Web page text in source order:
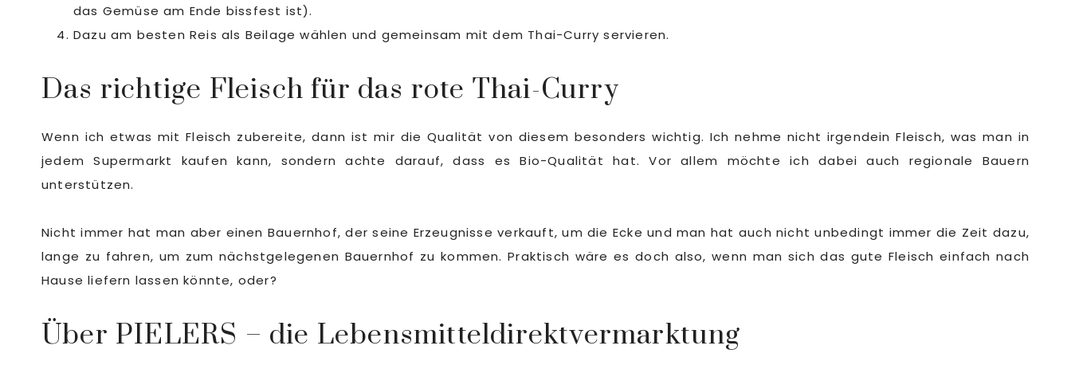
das Gemüse am Ende bissfest ist).
Dazu am besten Reis als Beilage wählen und gemeinsam mit dem Thai-Curry servieren.
Das richtige Fleisch für das rote Thai-Curry
Wenn ich etwas mit Fleisch zubereite, dann ist mir die Qualität von diesem besonders wichtig. Ich nehme nicht irgendein Fleisch, was man in
jedem Supermarkt kaufen kann, sondern achte darauf, dass es Bio-Qualität hat. Vor allem möchte ich dabei auch regionale Bauern
unterstützen.
Nicht immer hat man aber einen Bauernhof, der seine Erzeugnisse verkauft, um die Ecke und man hat auch nicht unbedingt immer die Zeit dazu,
lange zu fahren, um zum nächstgelegenen Bauernhof zu kommen. Praktisch wäre es doch also, wenn man sich das gute Fleisch einfach nach
Hause liefern lassen könnte, oder?
Über PIELERS – die Lebensmitteldirektvermarktung